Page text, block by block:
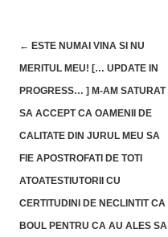
Post
navigation
← ESTE NUMAI VINA SI NU
MERITUL MEU! [… UPDATE IN
PROGRESS… ] M-AM SATURAT
SA ACCEPT CA OAMENII DE
CALITATE DIN JURUL MEU SA
FIE APOSTROFATI DE TOTI
ATOATESTIUTORII CU
CERTITUDINI DE NECLINTIT CA
BOUL PENTRU CA AU ALES SA